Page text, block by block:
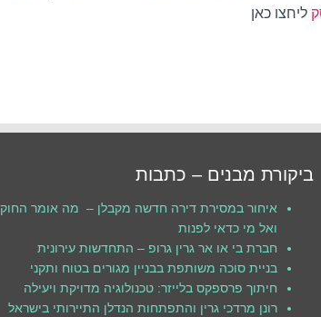
ליחצו כאן
ביקורת מבנים – כתבות
איחור במסירת דירה חדשה מקבלן – מה אומר החוק
ואל מי כדאי לפנות
חברת בי או אר גרין גרופ – התחדשות עירונית
בניית סוכה משותפת בבניין מגורים בטוח ותקני
חיתוך פרספקס בלייזר: טכנולוגיה מדויקת ויעילה
רונן מרדכי גרין והתפתחות הנדלן התיירותי בישראל